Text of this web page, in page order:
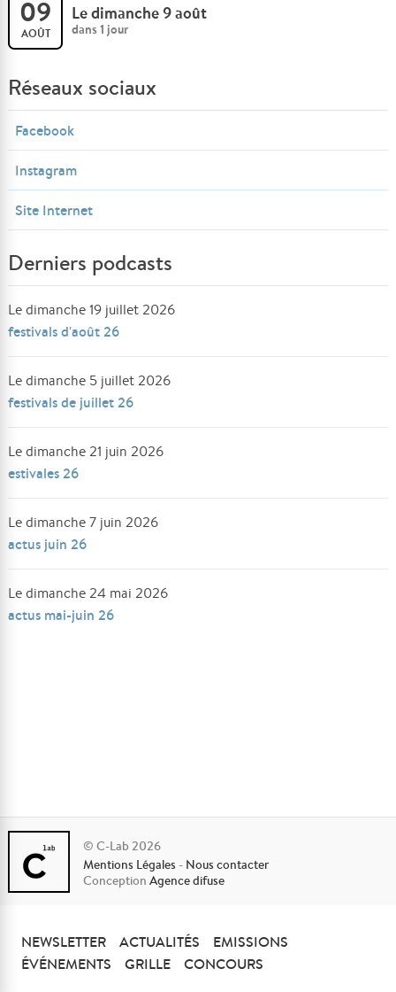
09
AOÛT
Le dimanche 9 août
dans 1 jour
Réseaux sociaux
Facebook
Instagram
Site Internet
Derniers podcasts
Le dimanche 19 juillet 2026
festivals d'août 26
Le dimanche 5 juillet 2026
festivals de juillet 26
Le dimanche 21 juin 2026
estivales 26
Le dimanche 7 juin 2026
actus juin 26
Le dimanche 24 mai 2026
actus mai-juin 26
© C-Lab 2026
Mentions Légales - Nous contacter
ConceptionAgence difuse
NEWSLETTER ACTUALITÉS
EMISSIONS
ÉVÉNEMENTS
GRILLE CONCOURS